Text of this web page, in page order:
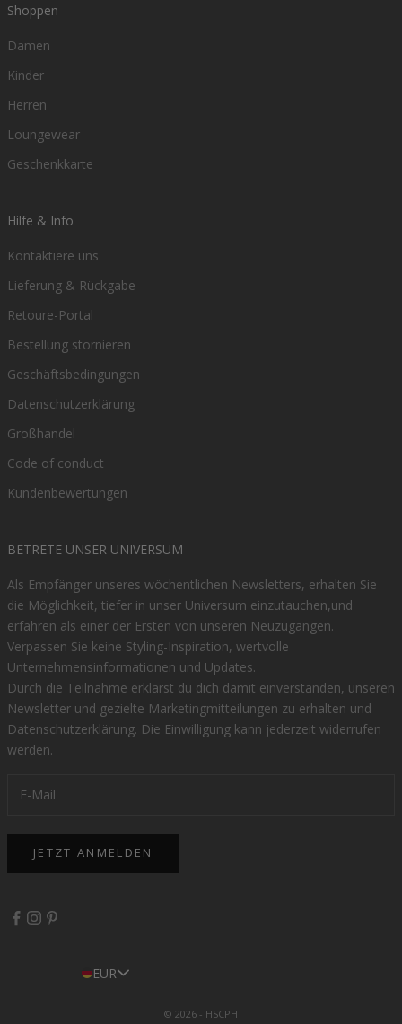
Shoppen
Damen
Kinder
Herren
Loungewear
Geschenkkarte
Hilfe & Info
Kontaktiere uns
Lieferung & Rückgabe
Retoure-Portal
Bestellung stornieren
Geschäftsbedingungen
Datenschutzerklärung
Großhandel
Code of conduct
Kundenbewertungen
BETRETE UNSER UNIVERSUM
Als Empfänger unseres wöchentlichen Newsletters, erhalten Sie
die Möglichkeit, tiefer in unser Universum einzutauchen,und
erfahren als einer der Ersten von unseren Neuzugängen.
Verpassen Sie keine Styling-Inspiration, wertvolle
Unternehmensinformationen und Updates.
Durch die Teilnahme erklärst du dich damit einverstanden, unseren
Newsletter und gezielte Marketingmitteilungen zu erhalten und
Datenschutzerklärung. Die Einwilligung kann jederzeit widerrufen
werden.
JETZT ANMELDEN
EUR
© 2026 - HSCPH